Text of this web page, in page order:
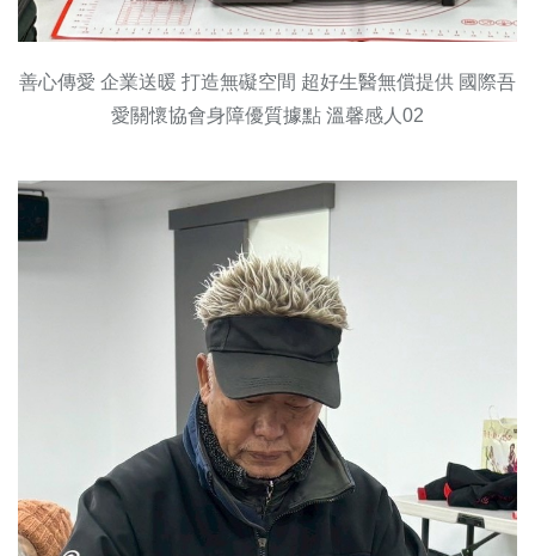
善心傳愛 企業送暖 打造無礙空間 超好生醫無償提供 國際吾
愛關懷協會身障優質據點 溫馨感人02